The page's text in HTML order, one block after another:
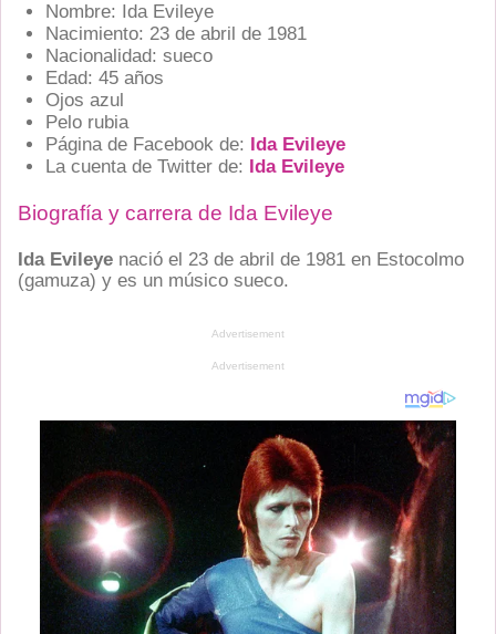
Nombre: Ida Evileye
Nacimiento: 23 de abril de 1981
Nacionalidad: sueco
Edad: 45 años
Ojos azul
Pelo rubia
Página de Facebook de: Ida Evileye
La cuenta de Twitter de: Ida Evileye
Biografía y carrera de Ida Evileye
Ida Evileye nació el 23 de abril de 1981 en Estocolmo
(gamuza) y es un músico sueco.
Advertisement
Advertisement